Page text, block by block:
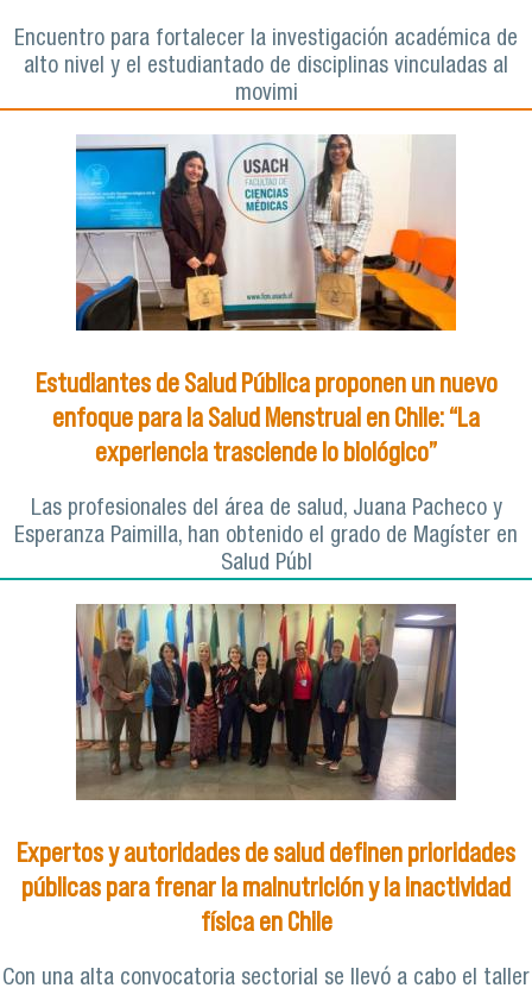
Encuentro para fortalecer la investigación académica de
alto nivel y el estudiantado de disciplinas vinculadas al
movimi
Estudiantes de Salud Pública proponen un nuevo
enfoque para la Salud Menstrual en Chile: “La
experiencia trasciende lo biológico”
Las profesionales del área de salud, Juana Pacheco y
Esperanza Paimilla, han obtenido el grado de Magíster en
Salud Públ
Expertos y autoridades de salud definen prioridades
públicas para frenar la malnutrición y la inactividad
física en Chile
Con una alta convocatoria sectorial se llevó a cabo el taller